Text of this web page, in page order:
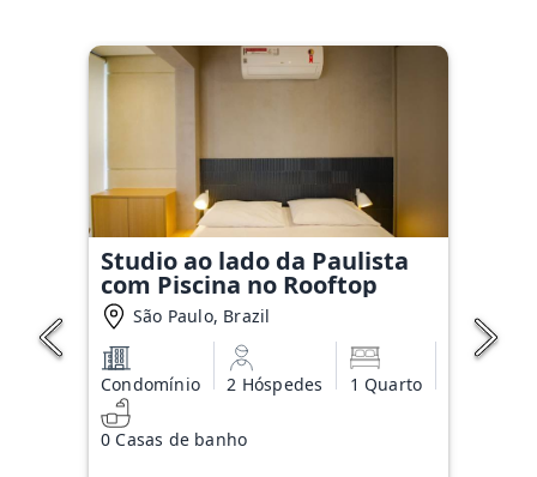
Studio ao lado da Paulista
com Piscina no Rooftop
São Paulo, Brazil
Condomínio 2 Hóspedes 1 Quarto
0 Casas de banho